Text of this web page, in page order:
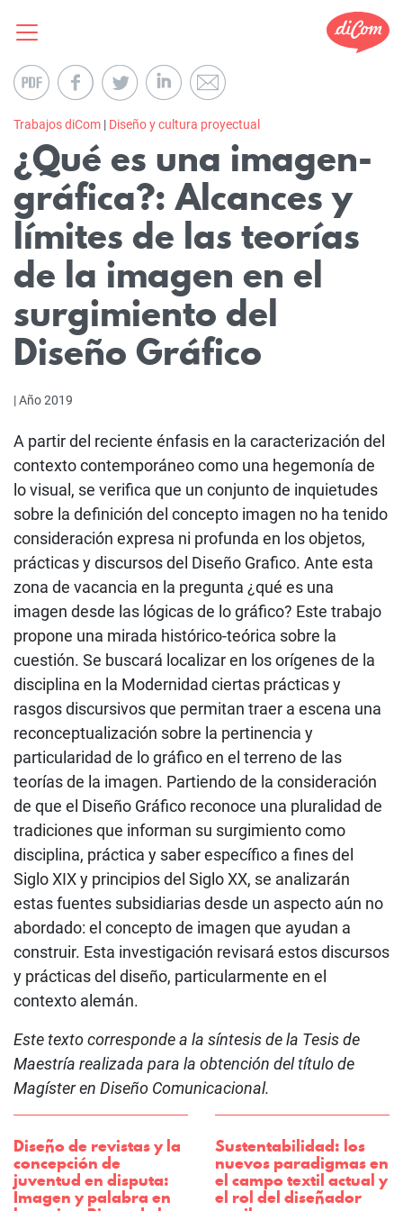
Trabajos diCom | Diseño y cultura proyectual
¿Qué es una imagen-
gráfica?: Alcances y
límites de las teorías
de la imagen en el
surgimiento del
Diseño Gráfico
| Año 2019
A partir del reciente énfasis en la caracterización del
contexto contemporáneo como una hegemonía de
lo visual, se verifica que un conjunto de inquietudes
sobre la definición del concepto imagen no ha tenido
consideración expresa ni profunda en los objetos,
prácticas y discursos del Diseño Grafico. Ante esta
zona de vacancia en la pregunta ¿qué es una
imagen desde las lógicas de lo gráfico? Este trabajo
propone una mirada histórico-teórica sobre la
cuestión. Se buscará localizar en los orígenes de la
disciplina en la Modernidad ciertas prácticas y
rasgos discursivos que permitan traer a escena una
reconceptualización sobre la pertinencia y
particularidad de lo gráfico en el terreno de las
teorías de la imagen. Partiendo de la consideración
de que el Diseño Gráfico reconoce una pluralidad de
tradiciones que informan su surgimiento como
disciplina, práctica y saber específico a fines del
Siglo XIX y principios del Siglo XX, se analizarán
estas fuentes subsidiarias desde un aspecto aún no
abordado: el concepto de imagen que ayudan a
construir. Esta investigación revisará estos discursos
y prácticas del diseño, particularmente en el
contexto alemán.
Este texto corresponde a la síntesis de la Tesis de
Maestría realizada para la obtención del título de
Magíster en Diseño Comunicacional.
Diseño de revistas y la
concepción de
juventud en disputa:
Imagen y palabra en
Sustentabilidad: los
nuevos paradigmas en
el campo textil actual y
el rol del diseñador